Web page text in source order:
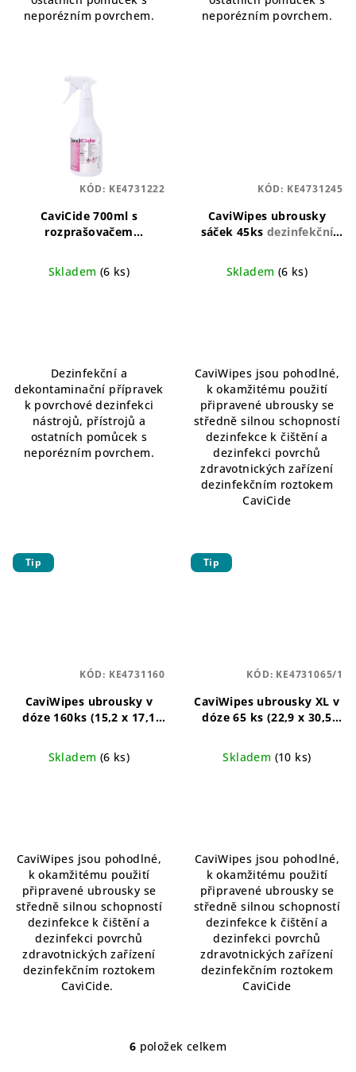
neporézním povrchem.
neporézním povrchem.
CaviCide 700ml s
rozprašovačem
700 ml
Skladem (6 ks)
Dezinfekční a
dekontaminační přípravek
k povrchové dezinfekci
nástrojů, přístrojů a
ostatních pomůcek s
neporézním povrchem.
KÓD: KE4731222
CaviWipes ubrousky
sáček 45ks dezinfekční
Skladem (6 ks)
CaviWipes jsou pohodlné,
k okamžitému použití
připravené ubrousky se
středně silnou schopností
dezinfekce k čištění a
dezinfekci povrchů
zdravotnických zařízení
dezinfekčním roztokem
CaviCide
KÓD: KE4731245
Tip
CaviWipes ubrousky v
dóze 160ks (15,2 x 17,1
Skladem (6 ks)
z
5
hvězdiček.
CaviWipes jsou pohodlné,
k okamžitému použití
připravené ubrousky se
středně silnou schopností
dezinfekce k čištění a
dezinfekci povrchů
zdravotnických zařízení
dezinfekčním roztokem
CaviCide.
KÓD: KE4731160
Tip
CaviWipes ubrousky XL v
dóze 65 ks (22,9 x 30,5
Skladem (10 ks)
z
5
hvězdiček.
CaviWipes jsou pohodlné,
k okamžitému použití
připravené ubrousky se
středně silnou schopností
dezinfekce k čištění a
dezinfekci povrchů
zdravotnických zařízení
dezinfekčním roztokem
CaviCide
KÓD: KE4731065/1
O
6 položek celkem